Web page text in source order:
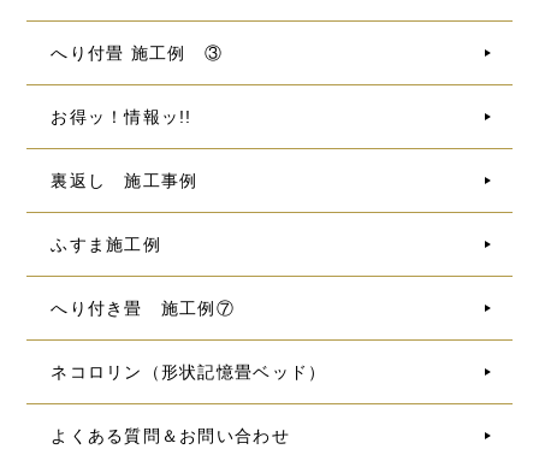
へり付畳 施工例 ③
お得ッ！情報ッ!!
裏返し 施工事例
ふすま施工例
へり付き畳 施工例⑦
ネコロリン（形状記憶畳ベッド）
よくある質問＆お問い合わせ